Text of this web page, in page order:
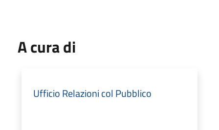
A cura di
Ufficio Relazioni col Pubblico